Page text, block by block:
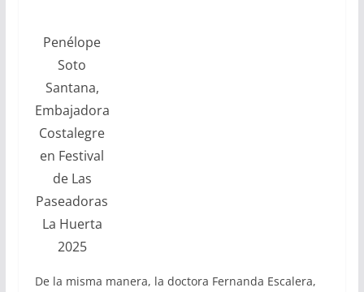
Penélope
Soto
Santana,
Embajadora
Costalegre
en Festival
de Las
Paseadoras
La Huerta
2025
De la misma manera, la doctora Fernanda Escalera,